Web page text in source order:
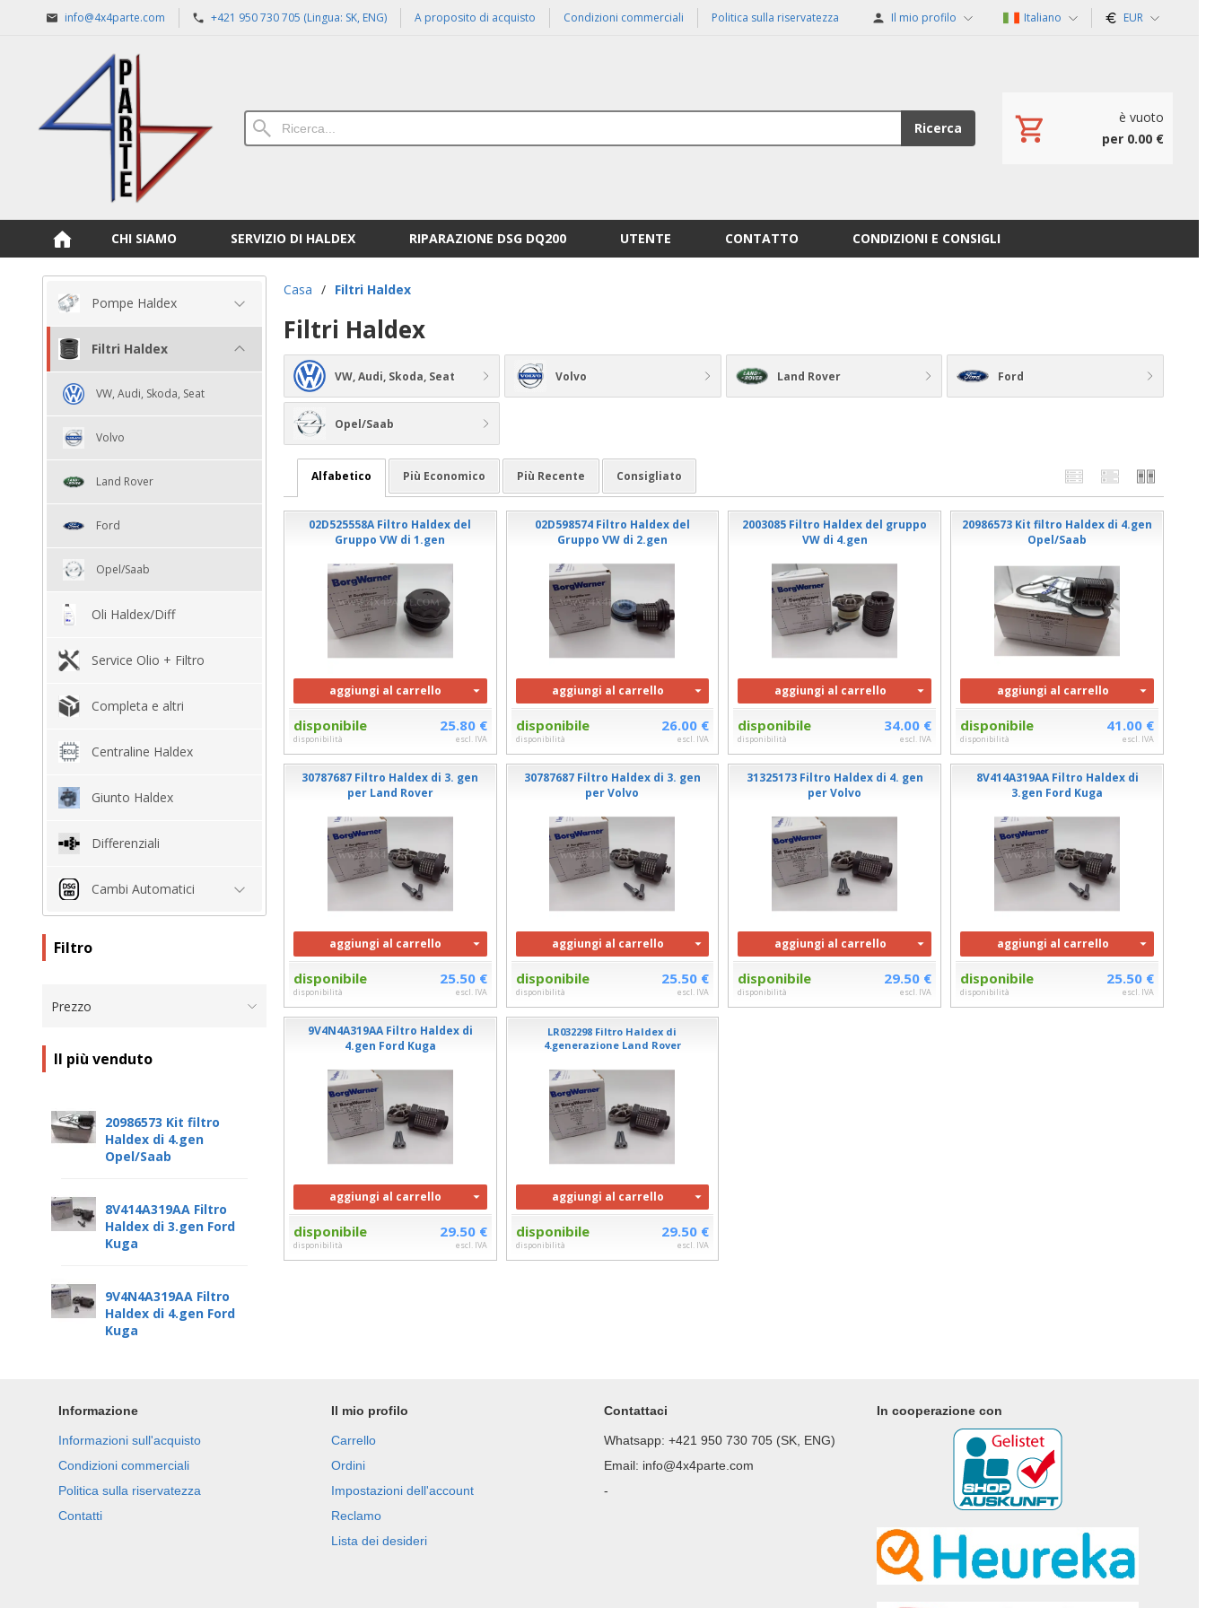
info@4x4parte.com +421 950 730 705 (Lingua: SK, ENG) A proposito di acquisto Condizioni commerciali Politica sulla riservatezza Il mio profilo Italiano EUR
Ricerca
è vuoto
per 0.00 €
CHI SIAMO SERVIZIO DI HALDEX RIPARAZIONE DSG DQ200 UTENTE CONTATTO CONDIZIONI E CONSIGLI
Pompe Haldex
Filtri Haldex
VW, Audi, Skoda, Seat
Volvo
Land Rover
Ford
Opel/Saab
Oli Haldex/Diff
Service Olio + Filtro
Completa e altri
Centraline Haldex
Giunto Haldex
Differenziali
Cambi Automatici
Filtro
Prezzo
Il più venduto
20986573 Kit filtro
Haldex di 4.gen
Opel/Saab
8V414A319AA Filtro
Haldex di 3.gen Ford
Kuga
9V4N4A319AA Filtro
Haldex di 4.gen Ford
Kuga
Casa / Filtri Haldex
Filtri Haldex
VW, Audi, Skoda, Seat Volvo Land Rover Ford
Opel/Saab
Alfabetico Più Economico Più Recente Consigliato
02D525558A Filtro Haldex del
Gruppo VW di 1.gen
aggiungi al carrello
disponibile
disponibilità
25.80 €
escl. IVA
02D598574 Filtro Haldex del
Gruppo VW di 2.gen
aggiungi al carrello
disponibile
disponibilità
26.00 €
escl. IVA
2003085 Filtro Haldex del gruppo
VW di 4.gen
aggiungi al carrello
disponibile
disponibilità
34.00 €
escl. IVA
20986573 Kit filtro Haldex di 4.gen
Opel/Saab
aggiungi al carrello
disponibile
disponibilità
41.00 €
escl. IVA
30787687 Filtro Haldex di 3. gen
per Land Rover
aggiungi al carrello
disponibile
disponibilità
25.50 €
escl. IVA
30787687 Filtro Haldex di 3. gen
per Volvo
aggiungi al carrello
disponibile
disponibilità
25.50 €
escl. IVA
31325173 Filtro Haldex di 4. gen
per Volvo
aggiungi al carrello
disponibile
disponibilità
29.50 €
escl. IVA
8V414A319AA Filtro Haldex di
3.gen Ford Kuga
aggiungi al carrello
disponibile
disponibilità
25.50 €
escl. IVA
9V4N4A319AA Filtro Haldex di
4.gen Ford Kuga
aggiungi al carrello
disponibile
disponibilità
29.50 €
escl. IVA
LR032298 Filtro Haldex di
4.generazione Land Rover
aggiungi al carrello
disponibile
disponibilità
29.50 €
escl. IVA
Informazione
Informazioni sull'acquisto
Condizioni commerciali
Politica sulla riservatezza
Contatti
Il mio profilo
Carrello
Ordini
Impostazioni dell'account
Reclamo
Lista dei desideri
Contattaci
Whatsapp: +421 950 730 705 (SK, ENG)
Email: info@4x4parte.com
-
In cooperazione con